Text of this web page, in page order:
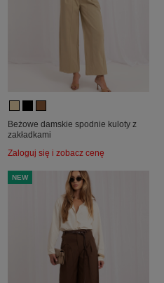
Beżowe damskie spodnie kuloty z
zakładkami
Zaloguj się i zobacz cenę
NEW